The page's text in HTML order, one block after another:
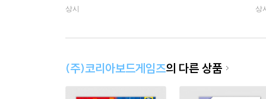
상시 상
(주)코리아보드게임즈의 다른 상품